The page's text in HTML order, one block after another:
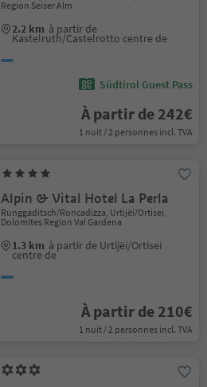
Region Seiser Alm
2.2 km à partir de
Kastelruth/Castelrotto centre de
Südtirol Guest Pass
À partir de 242€
1 nuit / 2 personnes incl. TVA
Alpin & Vital Hotel La Perla
Runggaditsch/Roncadizza, Urtijëi/Ortisei,
Dolomites Region Val Gardena
1.3 km à partir de Urtijëi/Ortisei
centre de
À partir de 210€
1 nuit / 2 personnes incl. TVA